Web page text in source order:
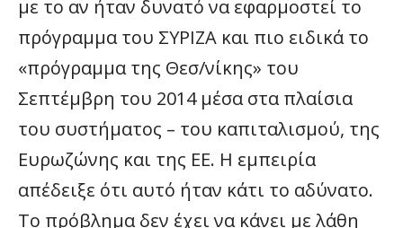
με το αν ήταν δυνατό να εφαρμοστεί το
πρόγραμμα του ΣΥΡΙΖΑ και πιο ειδικά το
«πρόγραμμα της Θεσ/νίκης» του
Σεπτέμβρη του 2014 μέσα στα πλαίσια
του συστήματος – του καπιταλισμού, της
Ευρωζώνης και της ΕΕ. Η εμπειρία
απέδειξε ότι αυτό ήταν κάτι το αδύνατο.
Το πρόβλημα δεν έχει να κάνει με λάθη